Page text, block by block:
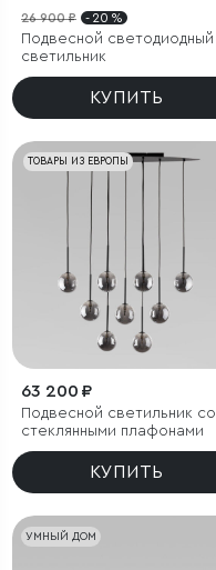
26 900 ₽ - 20 %
Подвесной светодиодный
светильник
КУПИТЬ
ТОВАРЫ ИЗ ЕВРОПЫ
63 200 ₽
Подвесной светильник со
стеклянными плафонами
КУПИТЬ
УМНЫЙ ДОМ